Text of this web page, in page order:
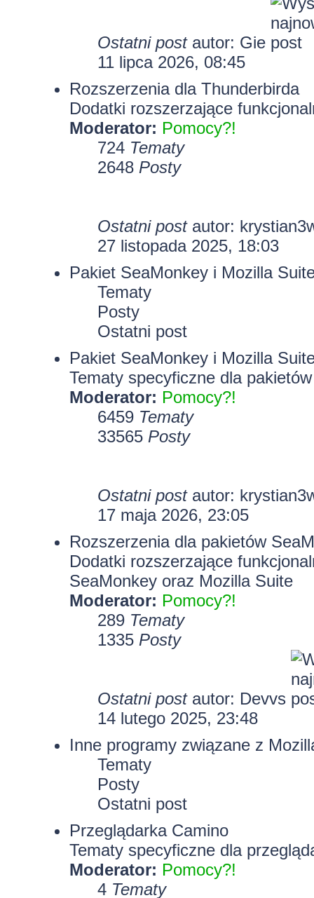
Ostatni postautor: Gie
11 lipca 2026, 08:45
Rozszerzenia dla Thunderbirda
Dodatki rozszerzające
Moderator: Pomocy?!
724 Tematy
2648 Posty
Ostatni postautor:
27 listopada 2025, 18:03
Pakiet SeaMonkey i Mozilla
Tematy
Posty
Ostatni post
Pakiet SeaMonkey i Mozilla
Tematy specyficzne dla
Moderator: Pomocy?!
6459 Tematy
33565 Posty
Ostatni postautor:
17 maja 2026, 23:05
Rozszerzenia dla pakietów
Dodatki rozszerzające
SeaMonkey oraz Mozilla Suite
Moderator: Pomocy?!
289 Tematy
1335 Posty
Ostatni postautor: Devvs
14 lutego 2025, 23:48
Inne programy związane z
Tematy
Posty
Ostatni post
Przeglądarka Camino
Tematy specyficzne dla
Moderator: Pomocy?!
4 Tematy